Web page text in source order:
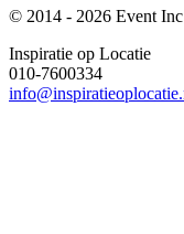
© 2014 - 2026 Event
Inspiratie op Locatie
010-7600334